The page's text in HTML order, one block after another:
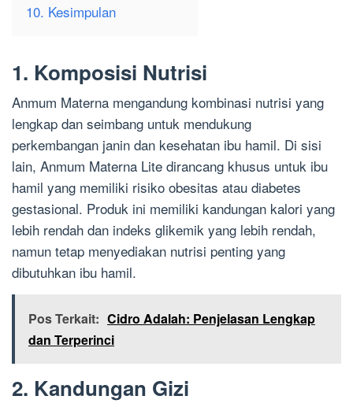
10. Kesimpulan
1. Komposisi Nutrisi
Anmum Materna mengandung kombinasi nutrisi yang
lengkap dan seimbang untuk mendukung
perkembangan janin dan kesehatan ibu hamil. Di sisi
lain, Anmum Materna Lite dirancang khusus untuk ibu
hamil yang memiliki risiko obesitas atau diabetes
gestasional. Produk ini memiliki kandungan kalori yang
lebih rendah dan indeks glikemik yang lebih rendah,
namun tetap menyediakan nutrisi penting yang
dibutuhkan ibu hamil.
Pos Terkait: Cidro Adalah: Penjelasan Lengkap
dan Terperinci
2. Kandungan Gizi